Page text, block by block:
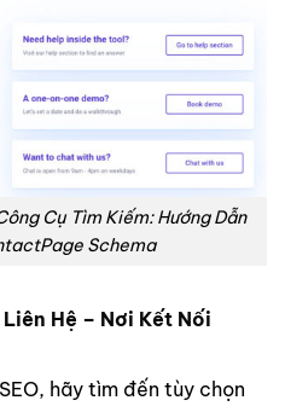
Cụ Tìm Kiếm: Hướng Dẫn
Schema
Hệ – Nơi Kết Nối
hãy tìm đến tùy chọn